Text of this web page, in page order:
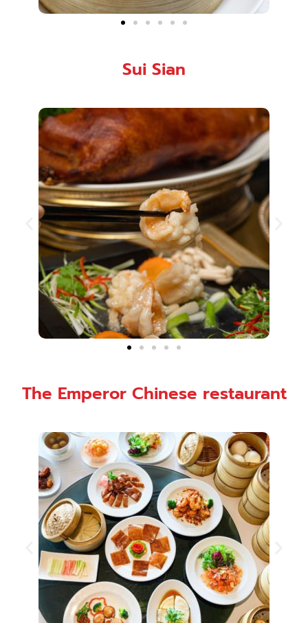
Sui Sian
The Emperor Chinese restaurant